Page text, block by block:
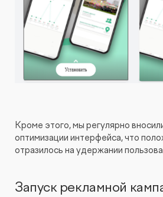
Кроме этого, мы регулярно
оптимизации интерфейса, что
отразилось на удержании
Запуск рекламной